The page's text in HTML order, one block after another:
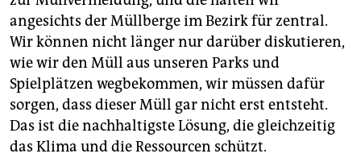
angesichts der Müllberge im Bezirk für zentral.
Wir können nicht länger nur darüber diskutieren,
wie wir den Müll aus unseren Parks und
Spielplätzen wegbekommen, wir müssen dafür
sorgen, dass dieser Müll gar nicht erst entsteht.
Das ist die nachhaltigste Lösung, die gleichzeitig
das Klima und die Ressourcen schützt.